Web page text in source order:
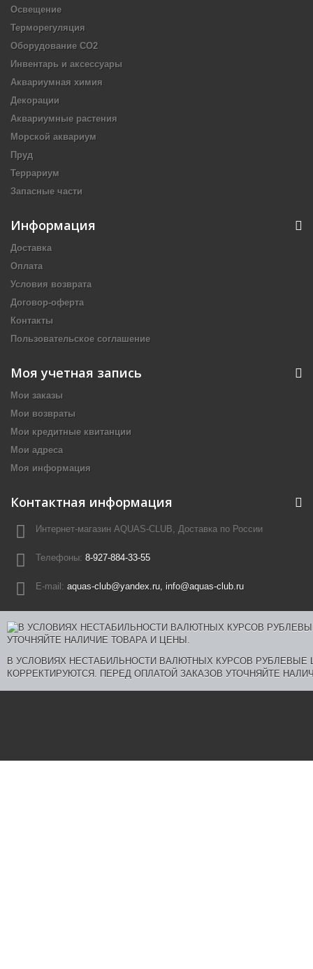
Освещение
Терморегуляция
Оборудование CO2
Инвентарь и аксессуары
Аквариумная химия
Декорации
Аквариумные растения
Морской аквариум
Пруд
Террариум
Запасные части
Информация
Доставка
Оплата
Условия возврата
Договор-оферта
Контакты
Пользовательское соглашение
Моя учетная запись
Мои заказы
Мои возвраты
Мои кредитные квитанции
Мои адреса
Моя информация
Контактная информация
Интернет-магазин AQUAS-CLUB, Доставка по России
Телефоны: 8-927-884-33-55
E-mail: aquas-club@yandex.ru, info@aquas-club.ru
В УСЛОВИЯХ НЕСТАБИЛЬНОСТИ ВАЛЮТНЫХ КУРСОВ
КОРРЕКТИРУЮТСЯ. ПЕРЕД ОПЛАТОЙ ЗАКАЗОВ УТОЧНЯЙТЕ